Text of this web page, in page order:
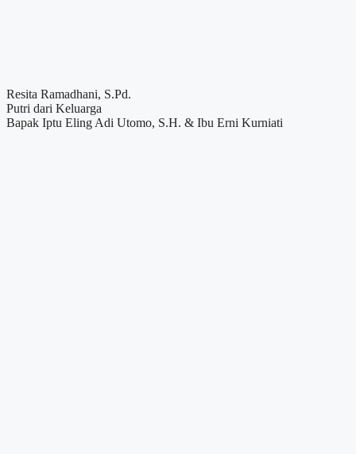
Resita Ramadhani, S.Pd.
Putri dari Keluarga
Bapak Iptu Eling Adi Utomo, S.H. & Ibu Erni Kurniati